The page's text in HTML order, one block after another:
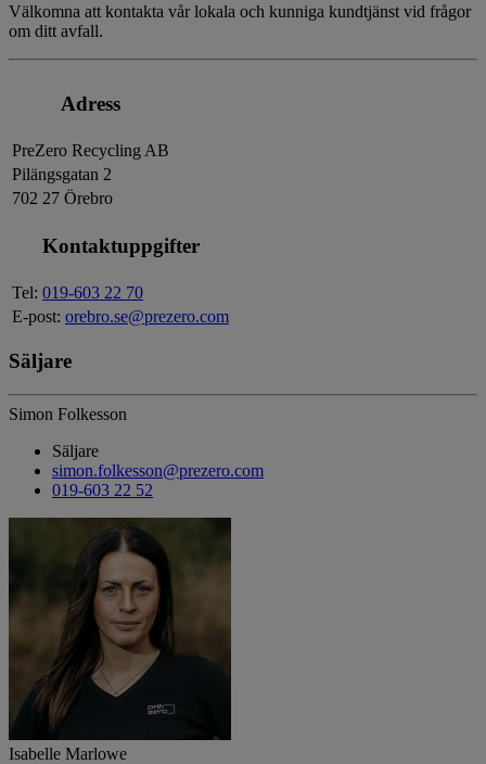
Välkomna att kontakta vår lokala och kunniga kundtjänst vid frågor
om ditt avfall.
Adress
PreZero Recycling AB
Pilängsgatan 2
702 27 Örebro
Kontaktuppgifter
Tel: 019-603 22 70
E-post: orebro.se@prezero.com
Säljare
Simon Folkesson
Säljare
simon.folkesson@prezero.com
019-603 22 52
Isabelle Marlowe